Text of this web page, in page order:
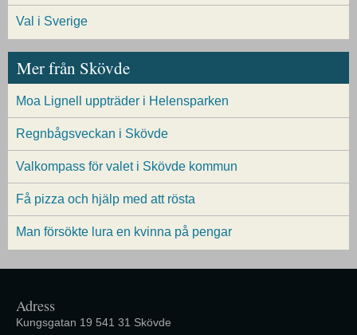
Val i Sverige
Mer från Skövde
Moa Lignell uppträder i Helensparken
Regnbågsveckan i Skövde
Valkompass för valet i Skövde kommun
Få pizza och hjälp med att rösta
Man försökte lura en kvinna på pengar
Adress
Kungsgatan 19 541 31 Skövde